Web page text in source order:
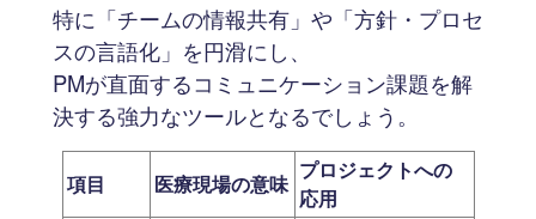
特に「チームの情報共有」や「方針・プロセ
スの言語化」を円滑にし、
PMが直面するコミュニケーション課題を解
決する強力なツールとなるでしょう。
項目 医療現場の意味
プロジェクトへの
応用